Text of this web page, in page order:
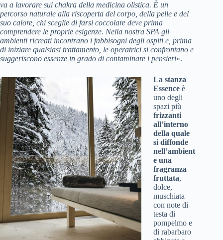
va a lavorare sui chakra della medicina olistica. È un
percorso naturale alla riscoperta del corpo, della pelle e del
suo calore, chi sceglie di farsi coccolare deve prima
comprendere le proprie esigenze. Nella nostra SPA gli
ambienti ricreati incontrano i fabbisogni degli ospiti e, prima
di iniziare qualsiasi trattamento, le operatrici si confrontano e
suggeriscono essenze in grado di contaminare i pensieri».
La stanza
Essence è
uno degli
spazi più
frizzanti
all’interno
della quale
si diffonde
nell’ambient
e una
fragranza
fruttata,
dolce,
muschiata
con note di
testa di
pompelmo e
di rabarbaro